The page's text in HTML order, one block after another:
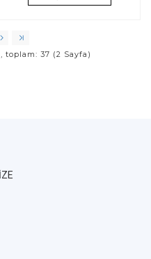
toplam: 37 (2 Sayfa)